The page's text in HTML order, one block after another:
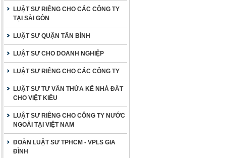
LUẬT SƯ RIÊNG CHO CÁC CÔNG TY
TẠI SÀI GÒN
LUẬT SƯ QUẬN TÂN BÌNH
LUẬT SƯ CHO DOANH NGHIỆP
LUẬT SƯ RIÊNG CHO CÁC CÔNG TY
LUẬT SƯ TƯ VẤN THỪA KẾ NHÀ ĐẤT
CHO VIỆT KIỀU
LUẬT SƯ RIÊNG CHO CÔNG TY NƯỚC
NGOÀI TẠI VIỆT NAM
ĐOÀN LUẬT SƯ TPHCM - VPLS GIA
ĐÌNH